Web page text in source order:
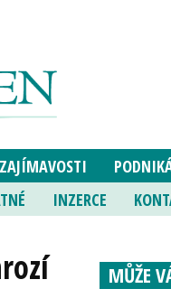
ZAJÍMAVOSTI
INZERCE
MŮŽE